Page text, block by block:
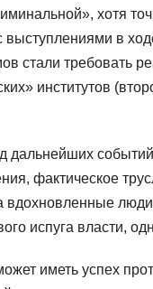
хотя
выступлениями в
стали требовать
институтов
дальнейших
фактическое
вдохновленные
испуга власти,
иметь успех